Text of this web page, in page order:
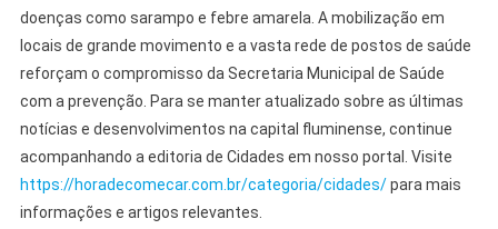
doenças como sarampo e febre amarela. A mobilização em
locais de grande movimento e a vasta rede de postos de saúde
reforçam o compromisso da Secretaria Municipal de Saúde
com a prevenção. Para se manter atualizado sobre as últimas
notícias e desenvolvimentos na capital fluminense, continue
acompanhando a editoria de Cidades em nosso portal. Visite
https://horadecomecar.com.br/categoria/cidades/para mais
informações e artigos relevantes.